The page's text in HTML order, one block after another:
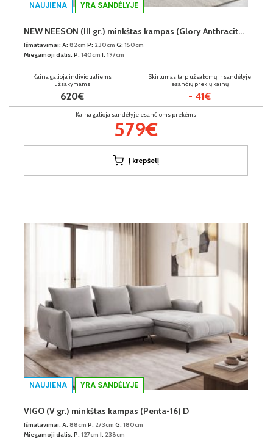
NAUJIENA YRA SANDĖLYJE
NEW NEESON (III gr.) minkštas kampas (Glory Anthracite-18)
Išmatavimai: A: 82cm P: 230cm G: 150cm
Miegamoji dalis: P: 140cm I: 197cm
Kaina galioja individualiems
užsakymams
620€
Skirtumas tarp užsakomų ir sandėlyje
esančių prekių kainų
- 41€
Kaina galioja sandėlyje esančioms prekėms
579€
Į krepšelį
NAUJIENA YRA SANDĖLYJE
VIGO (V gr.) minkštas kampas (Penta-16) D
Išmatavimai: A: 88cm P: 273cm G: 180cm
Miegamoji dalis: P: 127cm I: 238cm